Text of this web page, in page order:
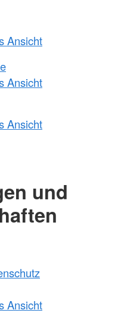
Ansicht
Ansicht
Ansicht
und
Ansicht